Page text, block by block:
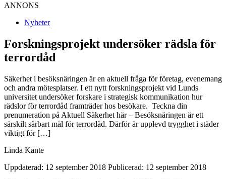
ANNONS
Nyheter
Forskningsprojekt undersöker rädsla för
terrordåd
Säkerhet i besöksnäringen är en aktuell fråga för företag, evenemang
och andra mötesplatser. I ett nytt forskningsprojekt vid Lunds
universitet undersöker forskare i strategisk kommunikation hur
rädslor för terrordåd framträder hos besökare. Teckna din
prenumeration på Aktuell Säkerhet här – Besöksnäringen är ett
särskilt sårbart mål för terrordåd. Därför är upplevd trygghet i städer
viktigt för […]
Linda Kante
Uppdaterad: 12 september 2018 Publicerad: 12 september 2018